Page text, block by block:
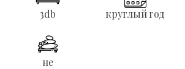
3db круглый год
не